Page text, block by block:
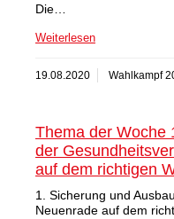
Die…
Weiterlesen
19.08.2020 Wahlkampf
Thema der Woche
der
auf dem richtigen
1. Sicherung und
Neuenrade auf dem